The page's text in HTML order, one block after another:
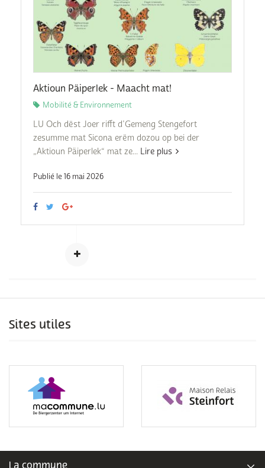
Aktioun Päiperlek - Maacht mat!
Mobilité & Environnement
LU Och dëst Joer rifft d’Gemeng Stengefort
zesumme mat Sicona erëm dozou op bei der
„Aktioun Päiperlek“ mat ze... Lire plus
Publié le 16 mai 2026
Sites utiles
La commune